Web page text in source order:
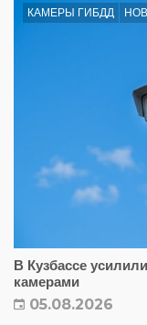
КАМЕРЫ ГИБДД
В Кузбассе
камерами
05.08.2026